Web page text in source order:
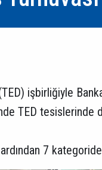
işbirliğiyle
TED tesislerinde
ardından 7